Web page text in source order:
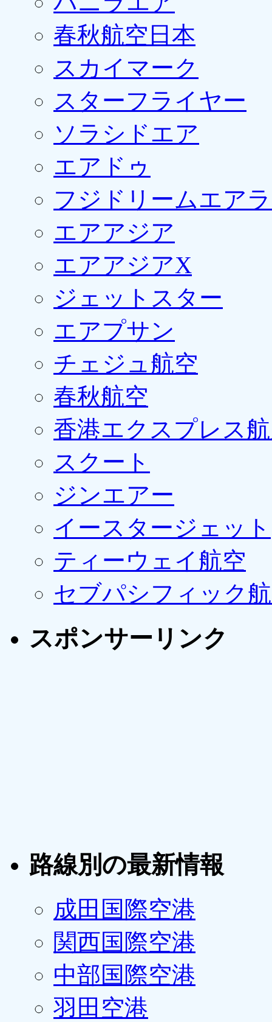
春秋航空日本
スカイマーク
スターフライヤー
ソラシドエア
エアドゥ
フジドリームエア
エアアジア
エアアジアX
ジェットスター
エアプサン
チェジュ航空
春秋航空
香港エクスプレス
スクート
ジンエアー
イースタージェット
ティーウェイ航空
セブパシフィック
スポンサーリンク
路線別の最新情報
成田国際空港
関西国際空港
中部国際空港
羽田空港